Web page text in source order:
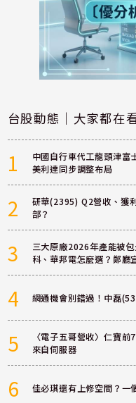
台股動態｜大家都在
1
中國自行車代工龍頭津
美利達同步調整布局
2
研華(2395) Q2營收、獲
部？
3
三大原廠2026年產能被
科、華邦電怎麼選？鄭廳
4 網通機會別錯過！中磊
5
〈電子五哥營收〉仁寶
來自伺服器
6 佳必琪還有上修空間？一